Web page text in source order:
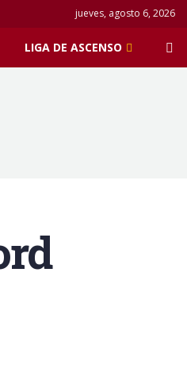
jueves, agosto 6, 2026
LIGA DE ASCENSO